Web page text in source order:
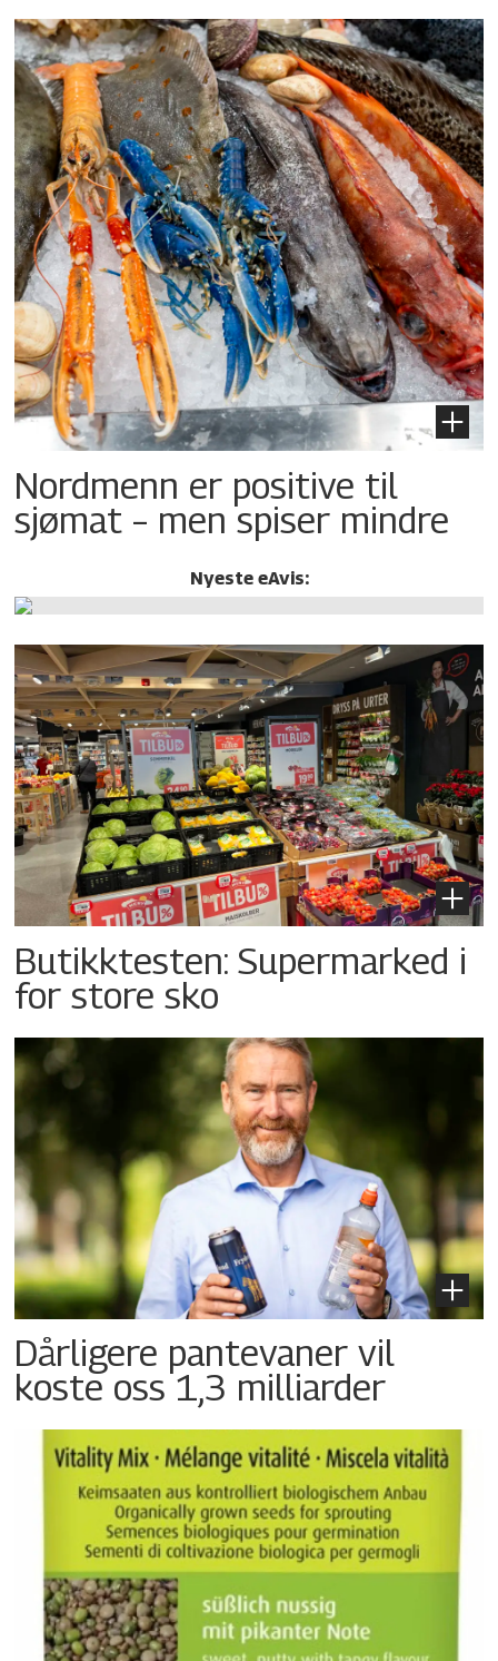
Nordmenn er positive til
sjømat – men spiser mindre
Nyeste eAvis:
Butikktesten: Supermarked i
for store sko
Dårligere pantevaner vil
koste oss 1,3 milliarder